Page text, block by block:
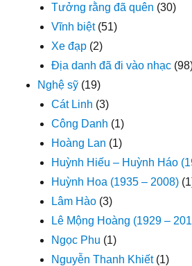
Tưởng rằng đã quên (30)
Vĩnh biệt(51)
Xe đạp (2)
Địa danh đã đi vào nhạc
Nghệ sỹ (19)
Cát Linh (3)
Công Danh (1)
Hoàng Lan (1)
Huỳnh Hiếu – Huỳnh Háo
Huỳnh Hoa (1935 – 2008)
Lâm Hào (3)
Lê Mộng Hoàng (1929 –
Ngọc Phu (1)
Nguyễn Thanh Khiết(1)